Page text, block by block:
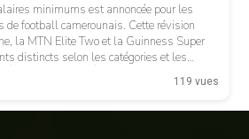
minimums est annoncée pour les
de football camerounais. Cette révision
la MTN Elite Two et la Guinness Super
distincts selon les catégories et les
LA PUBLICITÉ Selon les informations
[…]
119 vues